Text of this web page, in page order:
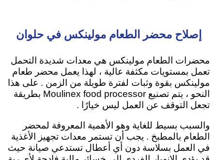
إصلاح محضر الطعام مولينكس في حلوان
محضرات الطعام مولينكس هي معدات شديدة التحمل
تعمل بمستويات مكثفة عالية ، لهذا يعمل محضر طعام
مولينكس بقوة وثبات لفترة طويلة من الزمن . على هذا
النحو ، يتم تصنيع Moulinex food processor بطريقة
تجعل التوقف عن العمل ليس خيارًا .
والسبب بسيط للغاية وهو الأهمية المعروفة لمحضر
الطعام بالمطبخ . يجب أن تستمر معدات تجهيز الأغذية
في العمل بسلاسة دون أي أعطال تستدعي صيانة حيث